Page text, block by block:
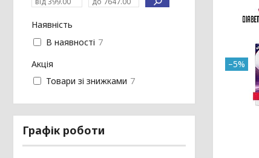
–5%
Наявність
В наявності 7
Акція
Товари зі знижками 7
Графік роботи